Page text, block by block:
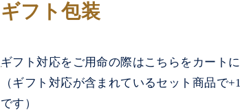
ギフト包装
ギフト対応をご用命の際はこちらをカート
（ギフト対応が含まれているセット商品で
です）